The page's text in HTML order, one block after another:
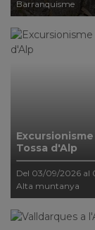
Barranquisme
Tossa d'Alp
Del 03/09/2026 al
Alta muntanya